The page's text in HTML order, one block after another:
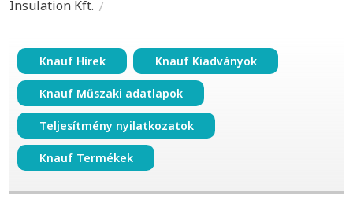
Insulation Kft.
Knauf Hírek Knauf Kiadványok
Knauf Műszaki adatlapok
Teljesítmény nyilatkozatok
Knauf Termékek